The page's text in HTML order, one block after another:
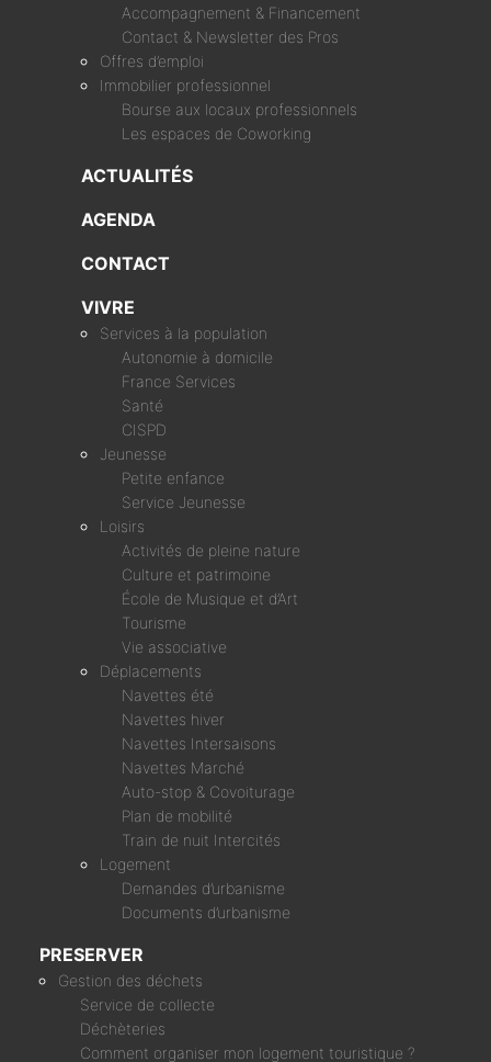
Accompagnement & Financement
Contact & Newsletter des Pros
Offres d’emploi
Immobilier professionnel
Bourse aux locaux professionnels
Les espaces de Coworking
ACTUALITÉS
AGENDA
CONTACT
VIVRE
Services à la population
Autonomie à domicile
France Services
Santé
CISPD
Jeunesse
Petite enfance
Service Jeunesse
Loisirs
Activités de pleine nature
Culture et patrimoine
École de Musique et d’Art
Tourisme
Vie associative
Déplacements
Navettes été
Navettes hiver
Navettes Intersaisons
Navettes Marché
Auto-stop & Covoiturage
Plan de mobilité
Train de nuit Intercités
Logement
Demandes d’urbanisme
Documents d’urbanisme
PRESERVER
Gestion des déchets
Service de collecte
Déchèteries
Comment organiser mon logement touristique ?